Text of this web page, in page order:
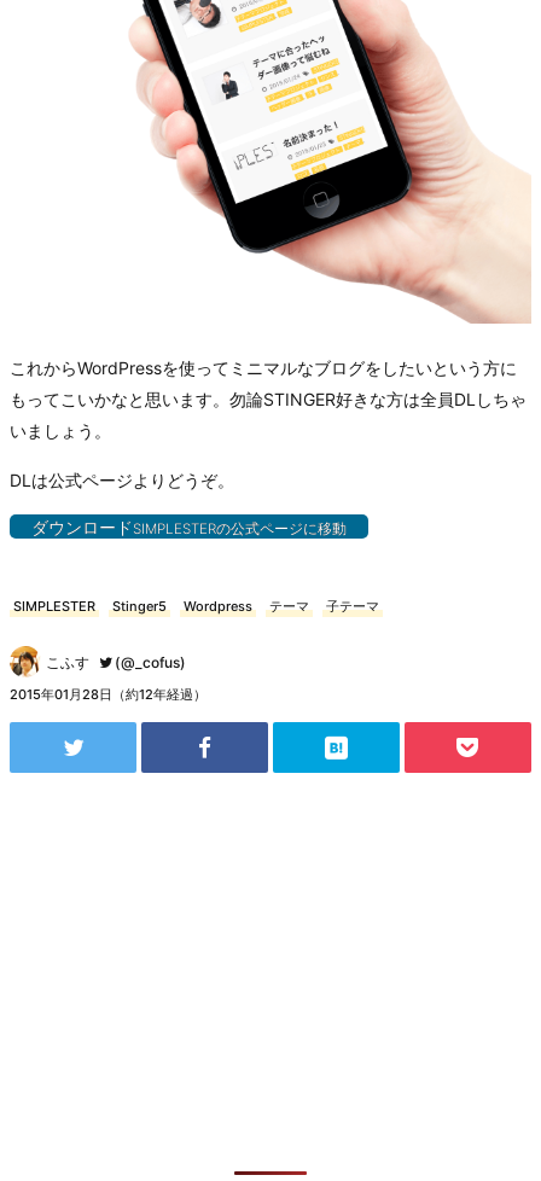
これからWordPressを使ってミニマルなブログをしたいという方に
もってこいかなと思います。勿論STINGER好きな方は全員DLしちゃ
いましょう。
DLは公式ページよりどうぞ。
ダウンロードSIMPLESTERの公式ページに移動
SIMPLESTER Stinger5 Wordpress テーマ 子テーマ
こふす (@_cofus)
2015年01月28日（約12年経過）